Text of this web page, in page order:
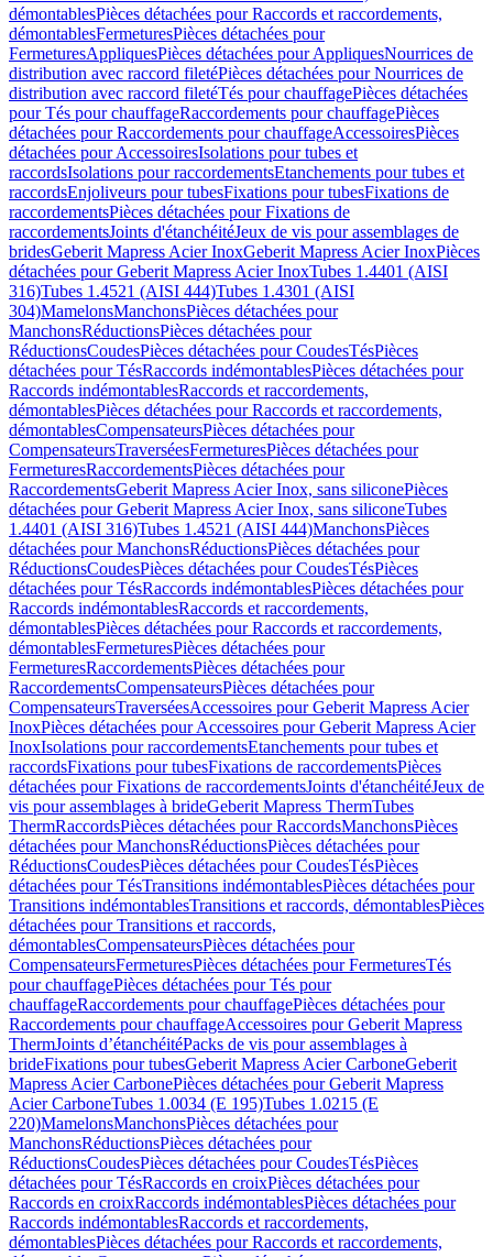
démontablesPièces détachées pour Raccords et raccordements,
démontablesFermeturesPièces détachées pour
FermeturesAppliquesPièces détachées pour AppliquesNourrices de
distribution avec raccord filetéPièces détachées pour Nourrices de
distribution avec raccord filetéTés pour chauffagePièces détachées
pour Tés pour chauffageRaccordements pour chauffagePièces
détachées pour Raccordements pour chauffageAccessoiresPièces
détachées pour AccessoiresIsolations pour tubes et
raccordsIsolations pour raccordementsEtanchements pour tubes et
raccordsEnjoliveurs pour tubesFixations pour tubesFixations de
raccordementsPièces détachées pour Fixations de
raccordementsJoints d'étanchéitéJeux de vis pour assemblages de
bridesGeberit Mapress Acier InoxGeberit Mapress Acier InoxPièces
détachées pour Geberit Mapress Acier InoxTubes 1.4401 (AISI
316)Tubes 1.4521 (AISI 444)Tubes 1.4301 (AISI
304)MamelonsManchonsPièces détachées pour
ManchonsRéductionsPièces détachées pour
RéductionsCoudesPièces détachées pour CoudesTésPièces
détachées pour TésRaccords indémontablesPièces détachées pour
Raccords indémontablesRaccords et raccordements,
démontablesPièces détachées pour Raccords et raccordements,
démontablesCompensateursPièces détachées pour
CompensateursTraverséesFermeturesPièces détachées pour
FermeturesRaccordementsPièces détachées pour
RaccordementsGeberit Mapress Acier Inox, sans siliconePièces
détachées pour Geberit Mapress Acier Inox, sans siliconeTubes
1.4401 (AISI 316)Tubes 1.4521 (AISI 444)ManchonsPièces
détachées pour ManchonsRéductionsPièces détachées pour
RéductionsCoudesPièces détachées pour CoudesTésPièces
détachées pour TésRaccords indémontablesPièces détachées pour
Raccords indémontablesRaccords et raccordements,
démontablesPièces détachées pour Raccords et raccordements,
démontablesFermeturesPièces détachées pour
FermeturesRaccordementsPièces détachées pour
RaccordementsCompensateursPièces détachées pour
CompensateursTraverséesAccessoires pour Geberit Mapress Acier
InoxPièces détachées pour Accessoires pour Geberit Mapress Acier
InoxIsolations pour raccordementsEtanchements pour tubes et
raccordsFixations pour tubesFixations de raccordementsPièces
détachées pour Fixations de raccordementsJoints d'étanchéitéJeux de
vis pour assemblages à brideGeberit Mapress ThermTubes
ThermRaccordsPièces détachées pour RaccordsManchonsPièces
détachées pour ManchonsRéductionsPièces détachées pour
RéductionsCoudesPièces détachées pour CoudesTésPièces
détachées pour TésTransitions indémontablesPièces détachées pour
Transitions indémontablesTransitions et raccords, démontablesPièces
détachées pour Transitions et raccords,
démontablesCompensateursPièces détachées pour
CompensateursFermeturesPièces détachées pour FermeturesTés
pour chauffagePièces détachées pour Tés pour
chauffageRaccordements pour chauffagePièces détachées pour
Raccordements pour chauffageAccessoires pour Geberit Mapress
ThermJoints d’étanchéitéPacks de vis pour assemblages à
brideFixations pour tubesGeberit Mapress Acier CarboneGeberit
Mapress Acier CarbonePièces détachées pour Geberit Mapress
Acier CarboneTubes 1.0034 (E 195)Tubes 1.0215 (E
220)MamelonsManchonsPièces détachées pour
ManchonsRéductionsPièces détachées pour
RéductionsCoudesPièces détachées pour CoudesTésPièces
détachées pour TésRaccords en croixPièces détachées pour
Raccords en croixRaccords indémontablesPièces détachées pour
Raccords indémontablesRaccords et raccordements,
démontablesPièces détachées pour Raccords et raccordements,